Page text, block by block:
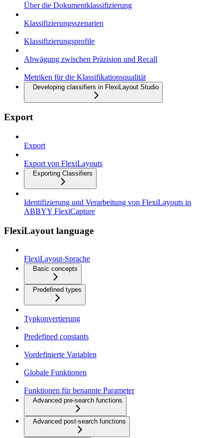
Über die Dokumentklassifizierung
Klassifizierungsszenarien
Klassifizierungsprofile
Abwägung zwischen Präzision und Recall
Metriken für die Klassifikationsqualität
Developing classifiers in FlexiLayout Studio
Export
Export
Export von FlexiLayouts
Exporting Classifiers
Identifizierung und Verarbeitung von FlexiLayouts in
ABBYY FlexiCapture
FlexiLayout language
FlexiLayout-Sprache
Basic concepts
Predefined types
Typkonvertierung
Predefined constants
Vordefinierte Variablen
Globale Funktionen
Funktionen für benannte Parameter
Advanced pre-search functions
Advanced post-search functions